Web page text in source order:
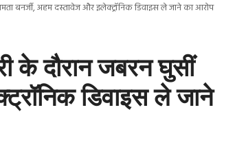
बनर्जी, अहम दस्तावेज और इलेक्ट्रॉनिक डिवाइस ले जाने का आरोप
के दौरान जबरन घुसीं
डिवाइस ले जाने